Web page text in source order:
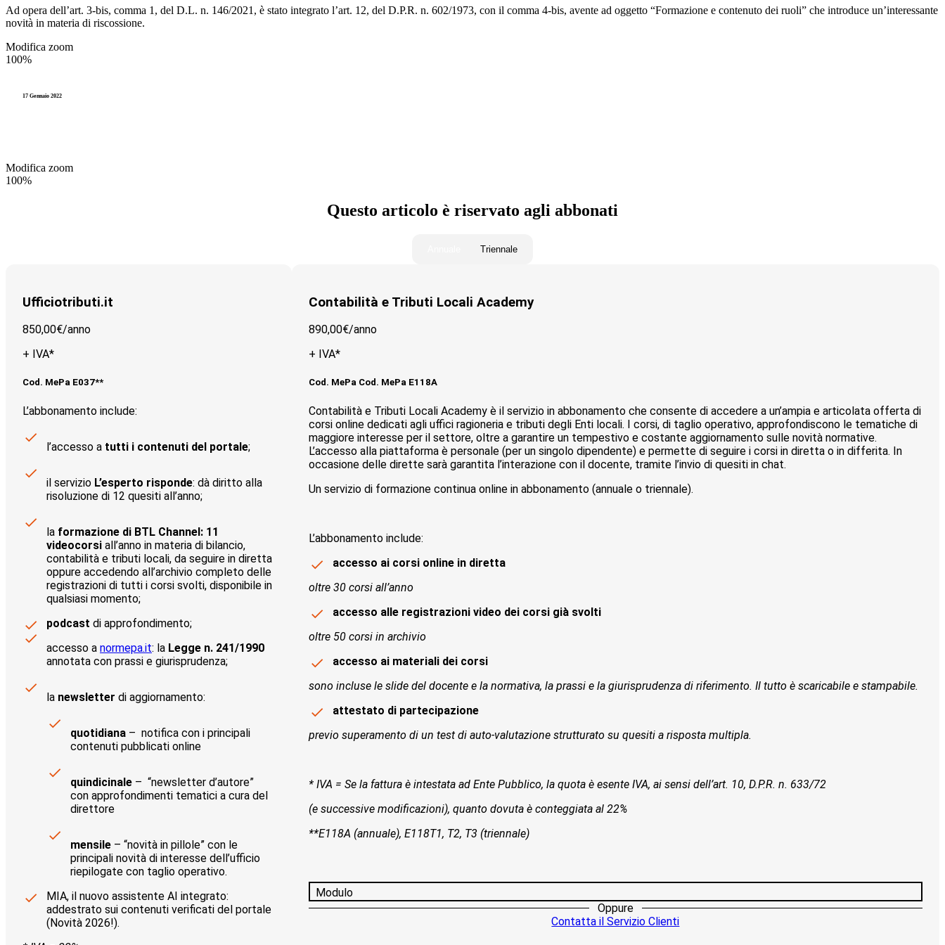
IUC
Riscossione
Ad opera dell’art. 3-bis, comma 1, del D.L. n. 146/2021, è stato integrato l’art. 12, del D.P.R. n. 602/1973, con il comma 4-bis, avente ad oggetto “Formazione e contenuto dei ruoli” che introduce un’interessante
novità in materia di riscossione.
Modifica zoom
100%
17 Gennaio 2022
Modifica zoom
100%
Questo articolo è riservato agli abbonati
Triennale
Ufficiotributi.it
850,00€/anno
+ IVA*
Cod. MePa E037**
L’abbonamento include:
l’accesso a tutti i contenuti del portale;
il servizio L’esperto risponde: dà diritto alla
risoluzione di 12 quesiti all’anno;
la formazione di BTL Channel: 11
videocorsi all’anno in materia di bilancio,
contabilità e tributi locali, da seguire in diretta
oppure accedendo all’archivio completo delle
registrazioni di tutti i corsi svolti, disponibile in
qualsiasi momento;
podcast di approfondimento;
accesso a normepa.it: la Legge n. 241/1990
annotata con prassi e giurisprudenza;
la newsletter di aggiornamento:
quotidiana – notifica con i principali
contenuti pubblicati online
quindicinale – “newsletter d’autore”
con approfondimenti tematici a cura del
direttore
mensile – “novità in pillole” con le
principali novità di interesse dell’ufficio
riepilogate con taglio operativo.
MIA, il nuovo assistente AI integrato:
addestrato sui contenuti verificati del portale
(Novità 2026!).
Contabilità e Tributi Locali Academy
890,00€/anno
+ IVA*
Cod. MePa Cod. MePa E118A
Contabilità e Tributi Locali Academy è il servizio in abbonamento che consente di accedere a un’ampia e articolata offerta di
corsi online dedicati agli uffici ragioneria e tributi degli Enti locali. I corsi, di taglio operativo, approfondiscono le tematiche di
maggiore interesse per il settore, oltre a garantire un tempestivo e costante aggiornamento sulle novità normative.
L’accesso alla piattaforma è personale (per un singolo dipendente) e permette di seguire i corsi in diretta o in differita. In
occasione delle dirette sarà garantita l’interazione con il docente, tramite l’invio di quesiti in chat.
Un servizio di formazione continua online in abbonamento (annuale o triennale).
L’abbonamento include:
accesso ai corsi online in diretta
oltre 30 corsi all’anno
accesso alle registrazioni video dei corsi già svolti
oltre 50 corsi in archivio
accesso ai materiali dei corsi
sono incluse le slide del docente e la normativa, la prassi e la giurisprudenza di riferimento. Il tutto è scaricabile e stampabile.
attestato di partecipazione
previo superamento di un test di auto-valutazione strutturato su quesiti a risposta multipla.
* IVA = Se la fattura è intestata ad Ente Pubblico, la quota è esente IVA, ai sensi dell’art. 10, D.P.R. n. 633/72
(e successive modificazioni), quanto dovuta è conteggiata al 22%
**E118A (annuale), E118T1, T2, T3 (triennale)
Modulo
Oppure
Contatta il Servizio Clienti